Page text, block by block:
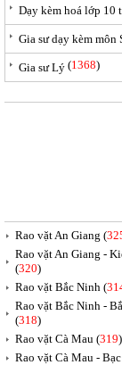
Dạy kèm hoá lớp 10
Gia sư dạy kèm
Gia sư Lý (1368)
Rao vặt An Giang (
Rao vặt An Giang -
(320)
Rao vặt Bắc Ninh (
Rao vặt Bắc Ninh -
(318)
Rao vặt Cà Mau (319)
Rao vặt Cà Mau -